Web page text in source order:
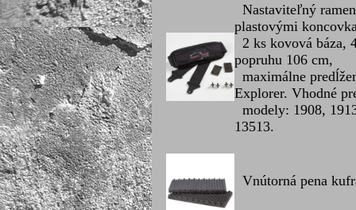
Nastaviteľný
plastovými
2 ks kovová báza,
popruhu 106 cm,
maximálne
Explorer. Vhodné
modely: 1908,
13513.
Vnútorná pena